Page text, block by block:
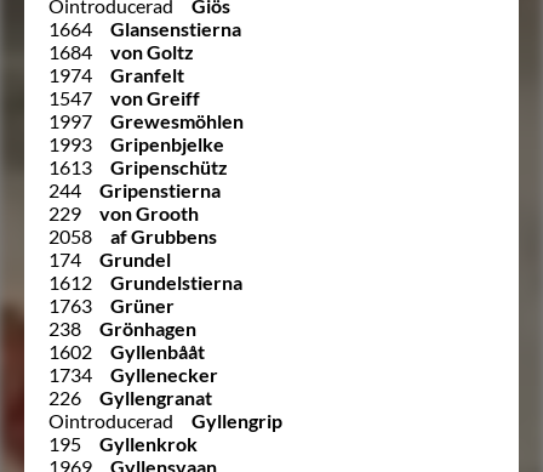
Ointroducerad
Giös
1664
Glansenstierna
1684
von Goltz
1974
Granfelt
1547
von Greiff
1997
Grewesmöhlen
1993
Gripenbjelke
1613
Gripenschütz
244
Gripenstierna
229
von Grooth
2058
af Grubbens
174
Grundel
1612
Grundelstierna
1763
Grüner
238
Grönhagen
1602
Gyllenbååt
1734
Gyllenecker
226
Gyllengranat
Ointroducerad
Gyllengrip
195
Gyllenkrok
1969
Gyllensvaan